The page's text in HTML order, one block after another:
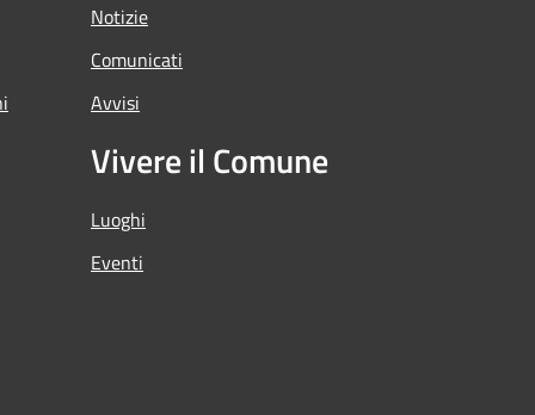
Notizie
Comunicati
Avvisi
Vivere il Comune
Luoghi
Eventi